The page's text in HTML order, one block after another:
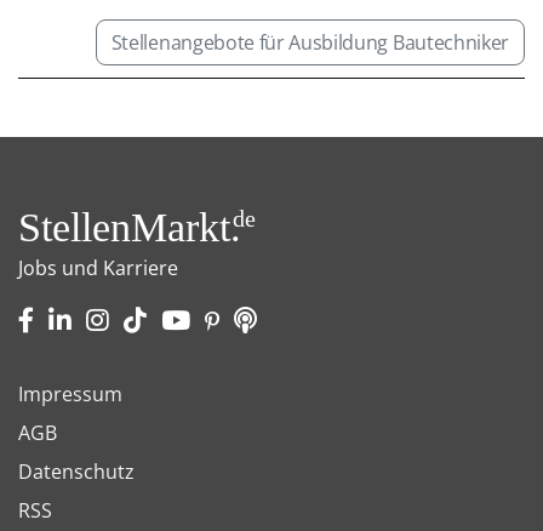
Stellenangebote für Ausbildung Bautechniker
StellenMarkt.de
Jobs und Karriere
Impressum
AGB
Datenschutz
RSS